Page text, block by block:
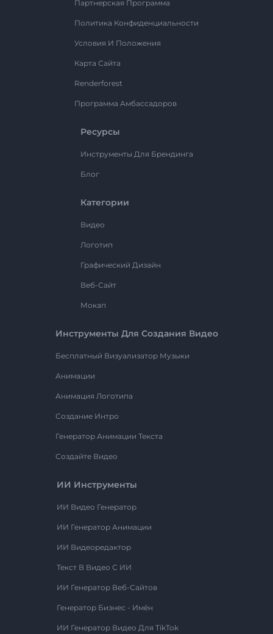
Партнерская Программа
Политика Конфиденциальности
Условия И Положения
Карта Сайта
Renderforest
Программа Амбассадоров
Ресурсы
Инструменты Для Брендинга
Блог
Категории
Видео
Логотип
Графический Дизайн
Веб-Сайт
Мокап
Инструменты Для Создания Видео
Бесплатный Визуализатор Музыки
Анимации
Анимация Логотипа
Создание Интро
Генератор Анимации Текста
Создайте Видео
ИИ Инструменты
ИИ Видео Генератор
ИИ Генератор Анимации
ИИ Видеоредактор
Текст В Видео С ИИ
ИИ Генератор Веб-Сайтов
Генератор Бизнес - Имён
ИИ Генератор Видео Для TikTok